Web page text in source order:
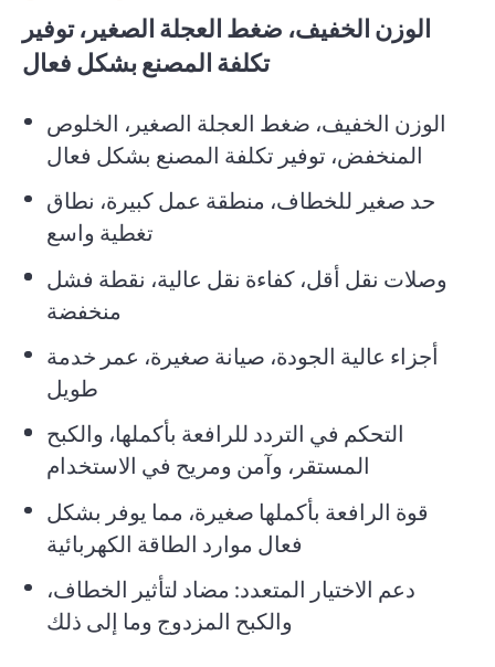
الوزن الخفيف، ضغط العجلة الصغير، توفير
تكلفة المصنع بشكل فعال
الوزن الخفيف، ضغط العجلة الصغير، الخلوص
المنخفض، توفير تكلفة المصنع بشكل فعال
حد صغير للخطاف، منطقة عمل كبيرة، نطاق
تغطية واسع
وصلات نقل أقل، كفاءة نقل عالية، نقطة فشل
منخفضة
أجزاء عالية الجودة، صيانة صغيرة، عمر خدمة
طويل
التحكم في التردد للرافعة بأكملها، والكبح
المستقر، وآمن ومريح في الاستخدام
قوة الرافعة بأكملها صغيرة، مما يوفر بشكل
فعال موارد الطاقة الكهربائية
دعم الاختيار المتعدد: مضاد لتأثير الخطاف،
والكبح المزدوج وما إلى ذلك